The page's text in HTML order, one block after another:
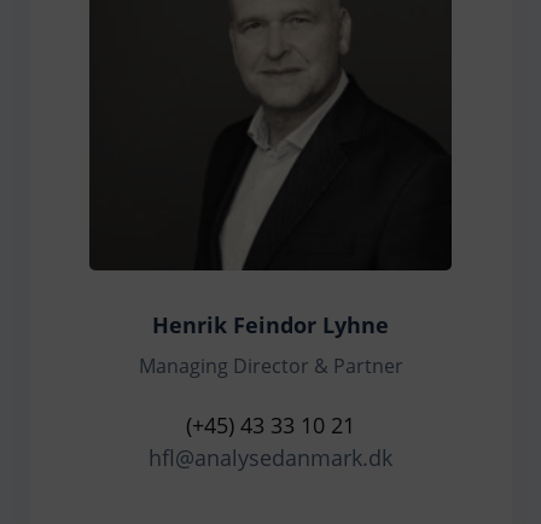
Henrik Feindor Lyhne
Managing Director & Partner
(+45) 43 33 10 21
hfl@analysedanmark.dk